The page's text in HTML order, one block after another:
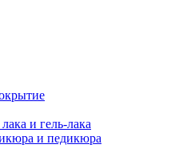
и гель-лака
и педикюра